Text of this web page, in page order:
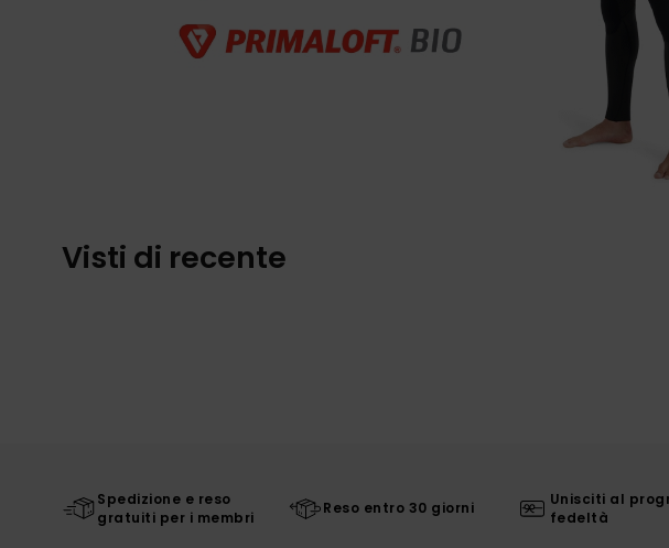
Visti di recente
Spedizione e reso
gratuiti per i membri
Reso entro 30 giorni
Unisciti al
fedeltà